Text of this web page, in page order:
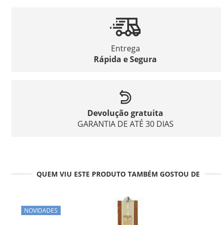
Entrega
Rápida e Segura
Devolução gratuita
GARANTIA DE ATÉ 30 DIAS
QUEM VIU ESTE PRODUTO TAMBÉM GOSTOU DE
NOVIDADES